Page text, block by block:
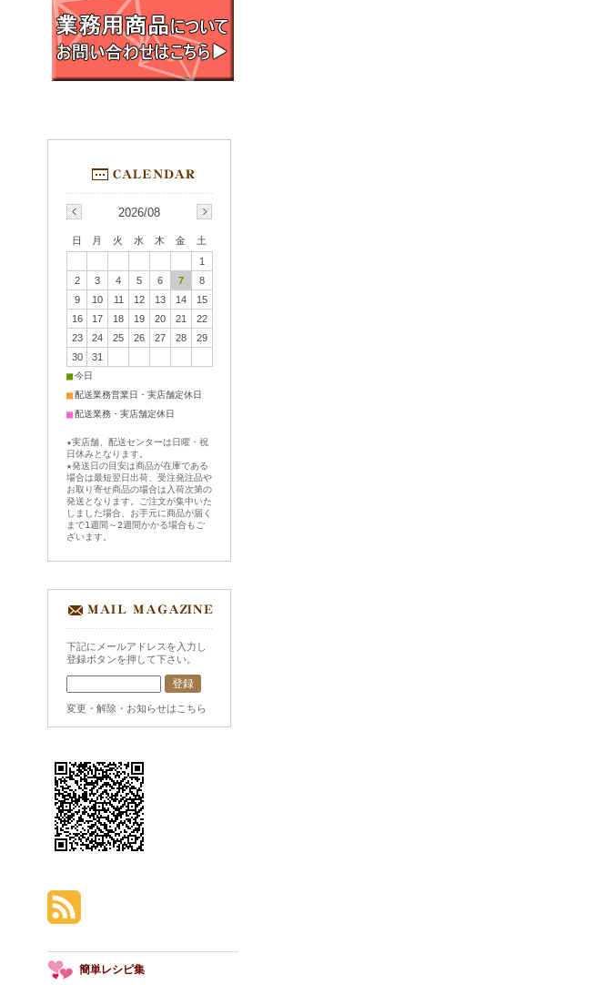
2026/08
日 月 火 水 木 金
土
1
2
3 4 5 6 7
8
9
10 11 12 13 14
15
16
17 18 19 20 21
22
23
24 25 26 27 28
29
30
31
■今日
■配送業務営業日・実店舗定休日
■配送業務・実店舗定休日
★実店舗、配送センターは日曜・祝
日休みとなります。
★発送日の目安は商品が在庫である
場合は最短翌日出荷、受注発注品や
お取り寄せ商品の場合は入荷次第の
発送となります。ご注文が集中いた
しました場合、お手元に商品が届く
まで1週間～2週間かかる場合もご
ざいます。
下記にメールアドレスを入力し
登録ボタンを押して下さい。
変更・解除・お知らせはこちら
簡単レシピ集